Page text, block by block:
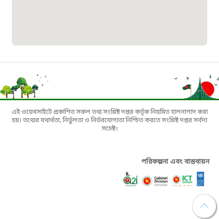
১৬৫৭৫
ই-জিপি ইমার্জেন্সি হটলাইন
১০০
এই ওয়েবসাইটে প্রকাশিত সকল তথ্য সংশ্লিষ্ট দপ্তর কর্তৃক নিয়মিত হালনাগাদ করা
হয়। তথ্যের যথার্থতা, নির্ভুলতা ও নির্ভরযোগ্যতা নিশ্চিত করতে সংশ্লিষ্ট দপ্তর সর্বদা
সচেষ্ট।
পরিকল্পনা এবং বাস্তবায়ন